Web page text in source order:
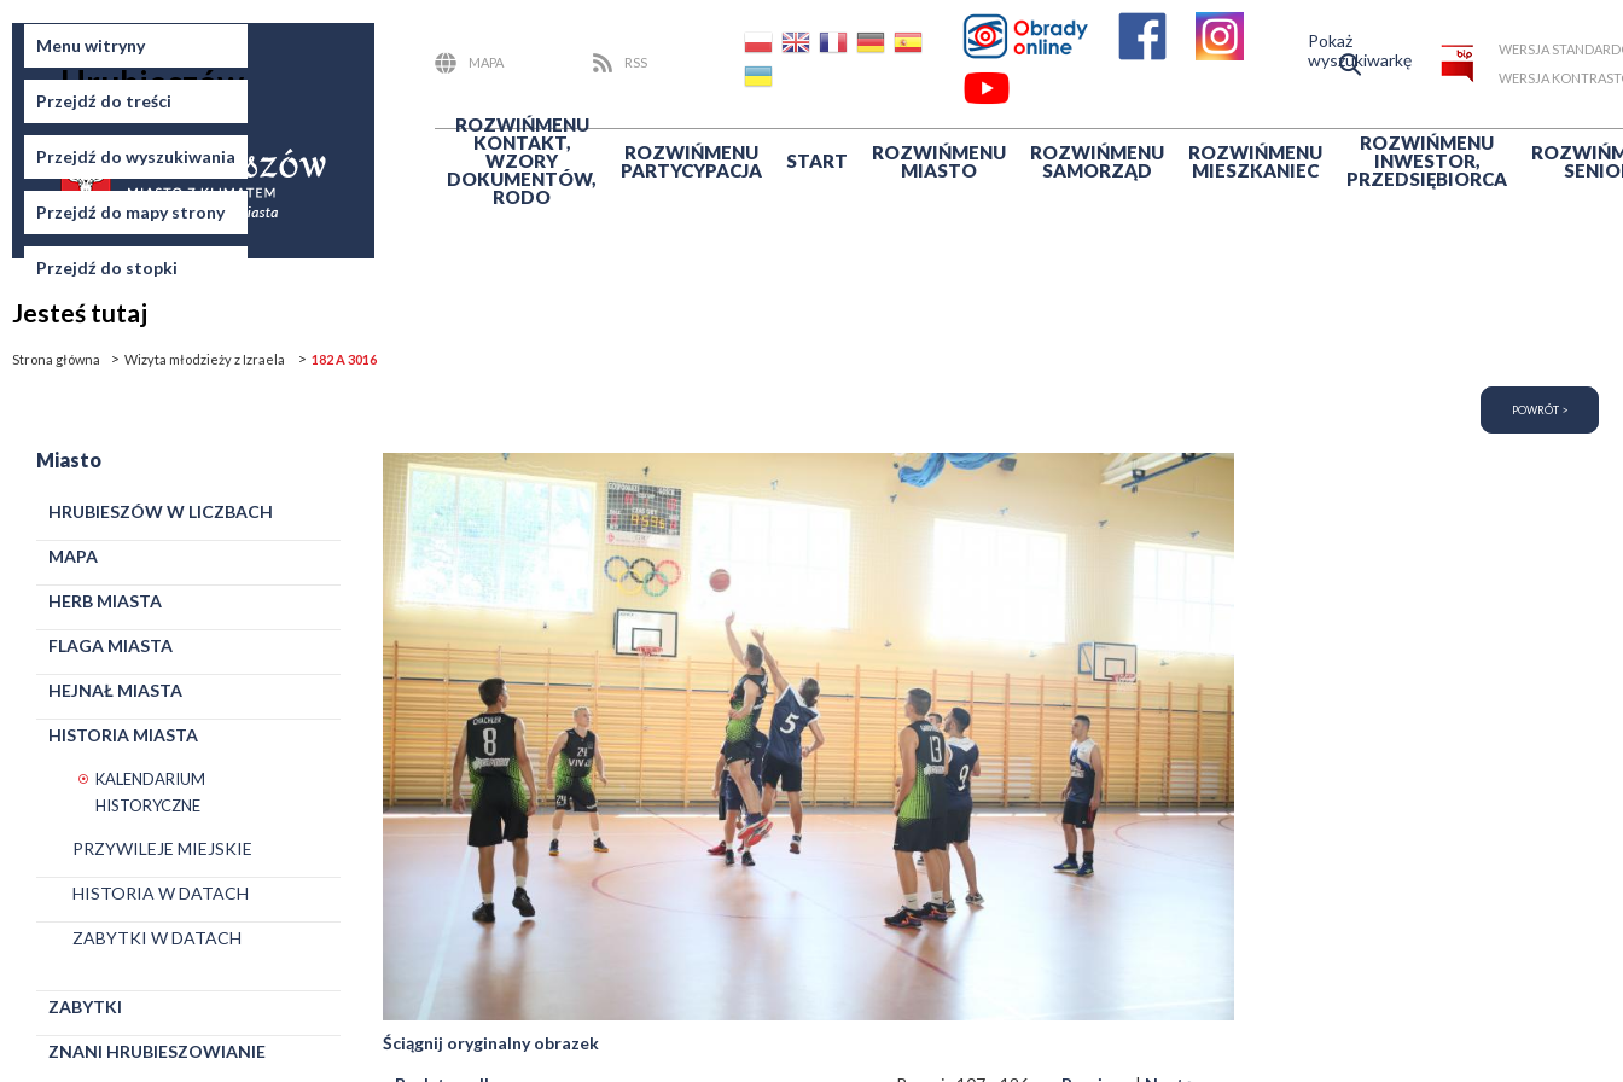
Menu witryny
Przejdź do treści
Przejdź do wyszukiwania
Przejdź do mapy strony
Przejdź do stopki
Miasto
Hrubieszów
MAPA
RSS
Pokaż
wyszukiwarkę
WERSJA
WERSJA
ROZWIŃMENU
KONTAKT,
WZORY
DOKUMENTÓW,
RODO
ROZWIŃMENU
PARTYCYPACJA
START ROZWIŃMENU
MIASTO
ROZWIŃMENU
SAMORZĄD
ROZWIŃMENU
MIESZKANIEC
ROZWIŃMENU
INWESTOR,
PRZEDSIĘBIORCA
ROZWIŃ
Jesteś tutaj
Strona główna Wizyta młodzieży z Izraela 182 A 3016
POWRÓT >
Miasto
HRUBIESZÓW W LICZBACH
MAPA
HERB MIASTA
FLAGA MIASTA
HEJNAŁ MIASTA
HISTORIA MIASTA
KALENDARIUM
HISTORYCZNE
PRZYWILEJE MIEJSKIE
HISTORIA W DATACH
ZABYTKI W DATACH
ZABYTKI
ZNANI HRUBIESZOWIANIE
Ściągnij oryginalny obrazek